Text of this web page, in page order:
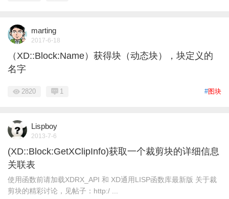
marting
2017-6-18
（XD::Block:Name）获得块（动态块），块定义的
名字
#图块
2820 1
Lispboy
2013-7-6
(XD::Block:GetXClipInfo)获取一个裁剪块的详细信息
关联表
使用函数前请加载XDRX_API 和 XD通用LISP函数库最新版 关于裁
剪块的精彩讨论，见帖子：http:/ ...